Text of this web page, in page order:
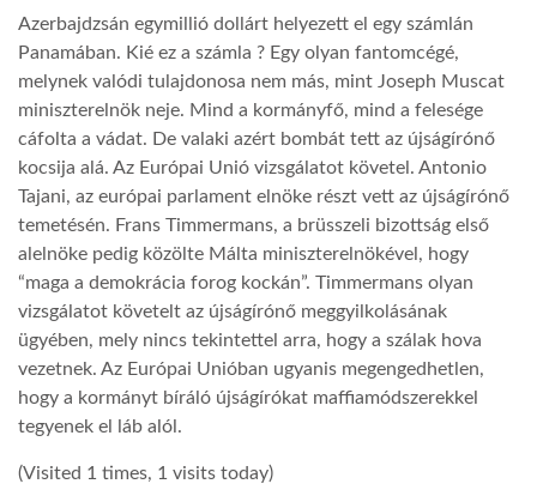
GLOBOZSARU
DOBRAVERO.HU
LATIMO.HU
GLOBOBOOK
Azerbajdzsán egymillió dollárt helyezett el egy számlán
Panamában. Kié ez a számla ? Egy olyan fantomcégé,
melynek valódi tulajdonosa nem más, mint Joseph Muscat
miniszterelnök neje. Mind a kormányfő, mind a felesége
cáfolta a vádat. De valaki azért bombát tett az újságírónő
kocsija alá. Az Európai Unió vizsgálatot követel. Antonio
Tajani, az európai parlament elnöke részt vett az újságírónő
temetésén. Frans Timmermans, a brüsszeli bizottság első
alelnöke pedig közölte Málta miniszterelnökével, hogy
“maga a demokrácia forog kockán”. Timmermans olyan
vizsgálatot követelt az újságírónő meggyilkolásának
ügyében, mely nincs tekintettel arra, hogy a szálak hova
vezetnek. Az Európai Unióban ugyanis megengedhetlen,
hogy a kormányt bíráló újságírókat maffiamódszerekkel
tegyenek el láb alól.
(Visited 1 times, 1 visits today)